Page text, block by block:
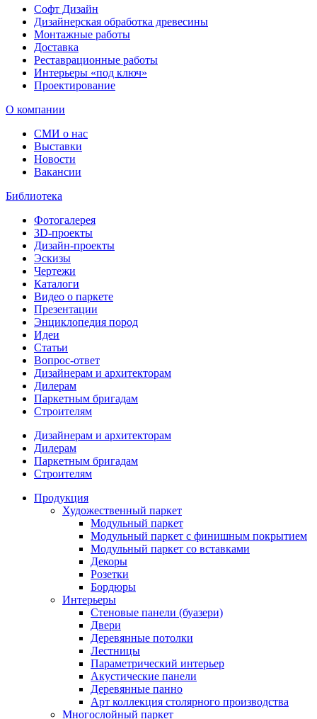
Софт Дизайн
Дизайнерская обработка древесины
Монтажные работы
Доставка
Реставрационные работы
Интерьеры «под ключ»
Проектирование
О компании
СМИ о нас
Выставки
Новости
Вакансии
Библиотека
Фотогалерея
3D-проекты
Дизайн-проекты
Эскизы
Чертежи
Каталоги
Видео о паркете
Презентации
Энциклопедия пород
Идеи
Статьи
Вопрос-ответ
Дизайнерам и архитекторам
Дилерам
Паркетным бригадам
Строителям
Дизайнерам и архитекторам
Дилерам
Паркетным бригадам
Строителям
Продукция
Художественный паркет
Модульный паркет
Модульный паркет с финишным покрытием
Модульный паркет со вставками
Декоры
Розетки
Бордюры
Интерьеры
Стеновые панели (буазери)
Двери
Деревянные потолки
Лестницы
Параметрический интерьер
Акустические панели
Деревянные панно
Арт коллекция столярного производства
Многослойный паркет